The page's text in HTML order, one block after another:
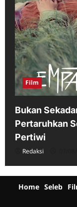
Film
Bukan
Pertaruhkan
Pertiwi
Redaksi
Home Seleb